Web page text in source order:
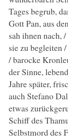
Tages begrub,
Gott Pan, aus
sah ihnen nach,
sie zu begleiten
/ barocke
der Sinne,
Jahre später,
auch Stefano
etwas
Schiff des
Selbstmord des